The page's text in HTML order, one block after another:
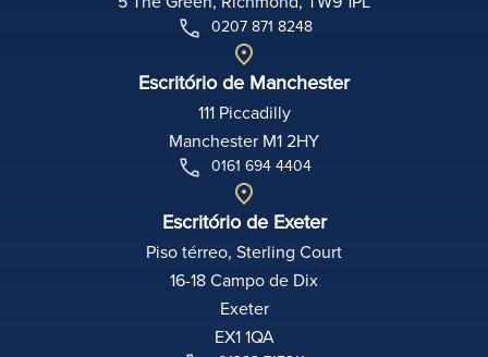
0207 871 8248
Escritório de Manchester
111 Piccadilly
Manchester M1 2HY
0161 694 4404
Escritório de Exeter
Piso térreo, Sterling Court
16-18 Campo de Dix
Exeter
EX1 1QA